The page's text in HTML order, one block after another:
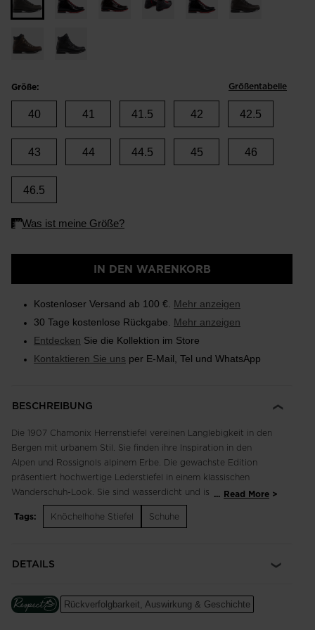
Größe: Größentabelle
40 41 41.5 42 42.5
43 44 44.5 45 46
46.5
IN DEN WARENKORB
Kostenloser Versand ab 100 €. Mehr anzeigen
30 Tage kostenlose Rückgabe. Mehr anzeigen
Entdecken Sie die Kollektion im Store
Kontaktieren Sie uns per E-Mail, Tel und WhatsApp
BESCHREIBUNG
Die 1907 Chamonix Herrenstiefel vereinen Langlebigkeit in den
Bergen mit urbanem Stil. Sie finden ihre Inspiration in den
Alpen und Rossignols alpinem Erbe. Die gewachste Edition
präsentiert hochwertige Lederstiefel in einem klassischen
Wanderschuh-Look. Sie sind wasserdicht und isoliert für
warme, trockene Füße bei nasskalter Witterung. Die robuste
Gummisohle sorgt auf eisigen Straßen und schneebedeckten
während das legendäre Hahn-Logo Rossignols französisches
Wasserdichtes, atmungsaktives Design
... Read More
Tags:
Knöchelhohe Stiefel Schuhe
DETAILS
Rückverfolgbarkeit, Auswirkung & Geschichte